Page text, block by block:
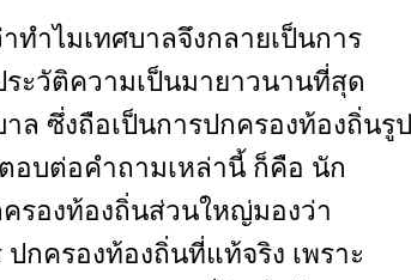
ทำไมเทศบาลจึงกลายเป็นการ
ะวัติความเป็นมายาวนานที่สุด
ล ซึ่งถือเป็นการปกครองท้องถิ่นรูป
อบต่อคำถามเหล่านี้ ก็คือ นัก
รองท้องถิ่นส่วนใหญ่มองว่า
กครองท้องถิ่นที่แท้จริง เพราะ